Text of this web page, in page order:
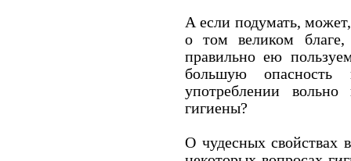
А если подумать,
о том великом
правильно ею
большую
употреблении
гигиены?
О чудесных свойствах